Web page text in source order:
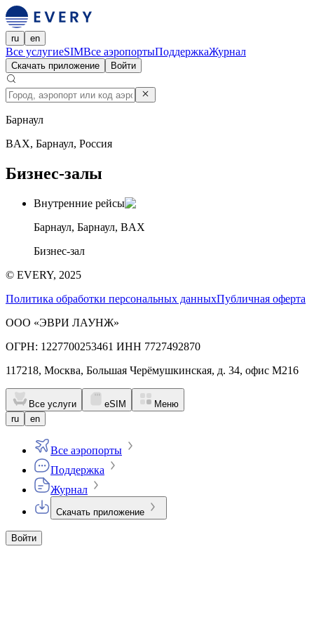
ru en
Все услугиeSIMВсе аэропортыПоддержкаЖурнал
Скачать приложение Войти
Барнаул
BAX, Барнаул, Россия
Бизнес-залы
Внутренние рейсы
Барнаул, Барнаул, BAX
Бизнес-зал
© EVERY, 2025
Политика обработки персональных данныхПубличная оферта
ООО «ЭВРИ ЛАУНЖ»
ОГРН: 1227700253461 ИНН 7727492870
117218, Москва, Большая Черёмушкинская, д. 34, офис М216
Все услуги eSIM
Меню
ru
en
Все аэропорты
Поддержка
Журнал
Скачать приложение
Войти